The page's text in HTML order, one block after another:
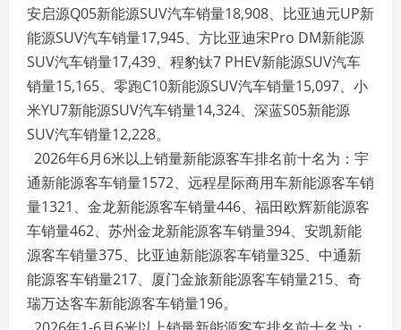
安启源Q05新能源SUV汽车销量18,908、比亚迪元UP新
能源SUV汽车销量17,945、方比亚迪宋Pro DM新能源
SUV汽车销量17,439、程豹钛7 PHEV新能源SUV汽车
销量15,165、零跑C10新能源SUV汽车销量15,097、小
米YU7新能源SUV汽车销量14,324、深蓝S05新能源
SUV汽车销量12,228。
2026年6月6米以上销量新能源客车排名前十名为：宇
通新能源客车销量1572、远程星际商用车新能源客车销
量1321、金龙新能源客车销量446、福田欧辉新能源客
车销量462、苏州金龙新能源客车销量394、安凯新能
源客车销量375、比亚迪新能源客车销量325、中通新
能源客车销量217、厦门金旅新能源客车销量215、奇
瑞万达客车新能源客车销量196。